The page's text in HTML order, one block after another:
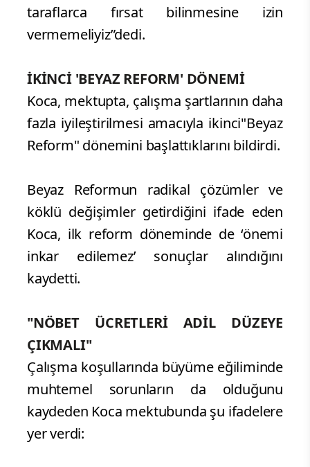
taraflarca fırsat bilinmesine izin
vermemeliyiz”dedi.
İKİNCİ 'BEYAZ REFORM' DÖNEMİ
Koca, mektupta, çalışma şartlarının daha
fazla iyileştirilmesi amacıyla ikinci"Beyaz
Reform" dönemini başlattıklarını bildirdi.
Beyaz Reformun radikal çözümler ve
köklü değişimler getirdiğini ifade eden
Koca, ilk reform döneminde de ‘önemi
inkar edilemez’ sonuçlar alındığını
kaydetti.
"NÖBET ÜCRETLERİ ADİL DÜZEYE
ÇIKMALI"
Çalışma koşullarında büyüme eğiliminde
muhtemel sorunların da olduğunu
kaydeden Koca mektubunda şu ifadelere
yer verdi: